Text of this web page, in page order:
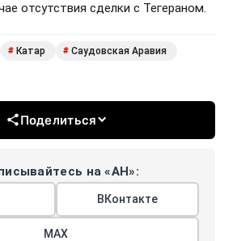
отсутствия сделки с Тегераном.
# Катар # Саудовская Аравия
Поделиться
на «АН»:
ВКонтакте
МАХ